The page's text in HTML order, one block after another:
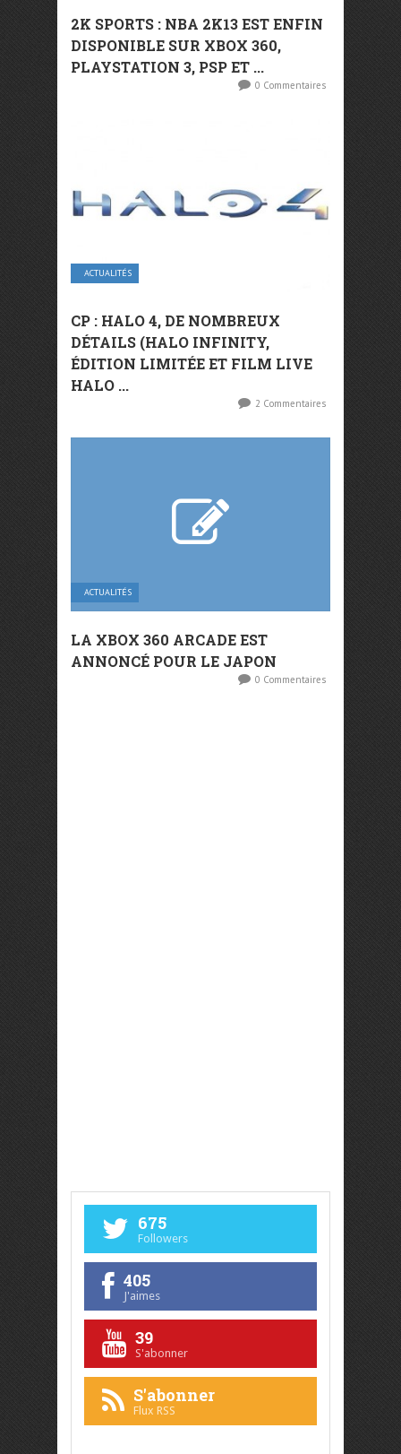
2K SPORTS : NBA 2K13 EST ENFIN
DISPONIBLE SUR XBOX 360,
PLAYSTATION 3, PSP ET ...
0 Commentaires
ACTUALITÉS
CP : HALO 4, DE NOMBREUX
DÉTAILS (HALO INFINITY,
ÉDITION LIMITÉE ET FILM LIVE
HALO ...
2 Commentaires
ACTUALITÉS
LA XBOX 360 ARCADE EST
ANNONCÉ POUR LE JAPON
0 Commentaires
675
Followers
405
J'aimes
39
S'abonner
S'abonner
Flux RSS